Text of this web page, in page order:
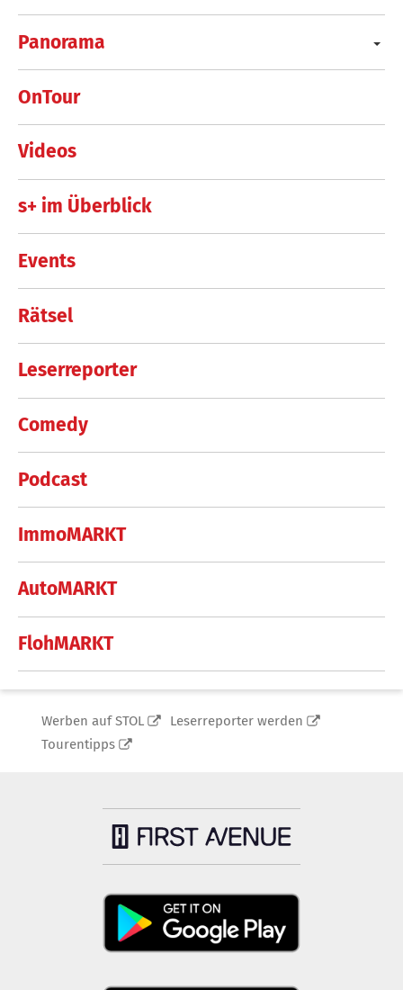
Panorama
OnTour
Videos
s+ im Überblick
Events
Rätsel
Leserreporter
Comedy
Podcast
ImmoMARKT
AutoMARKT
FlohMARKT
Werben auf STOL
Leserreporter werden
Tourentipps